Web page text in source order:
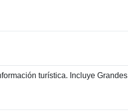
turística. Incluye